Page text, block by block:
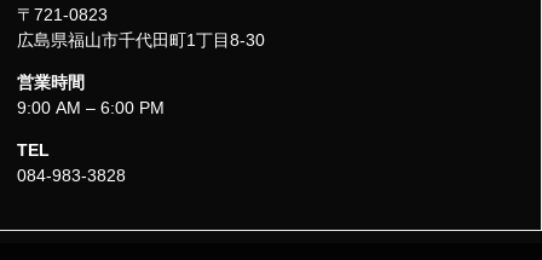
〒721-0823
広島県福山市千代田町1丁目8-30
営業時間
9:00 AM – 6:00 PM
TEL
084-983-3828